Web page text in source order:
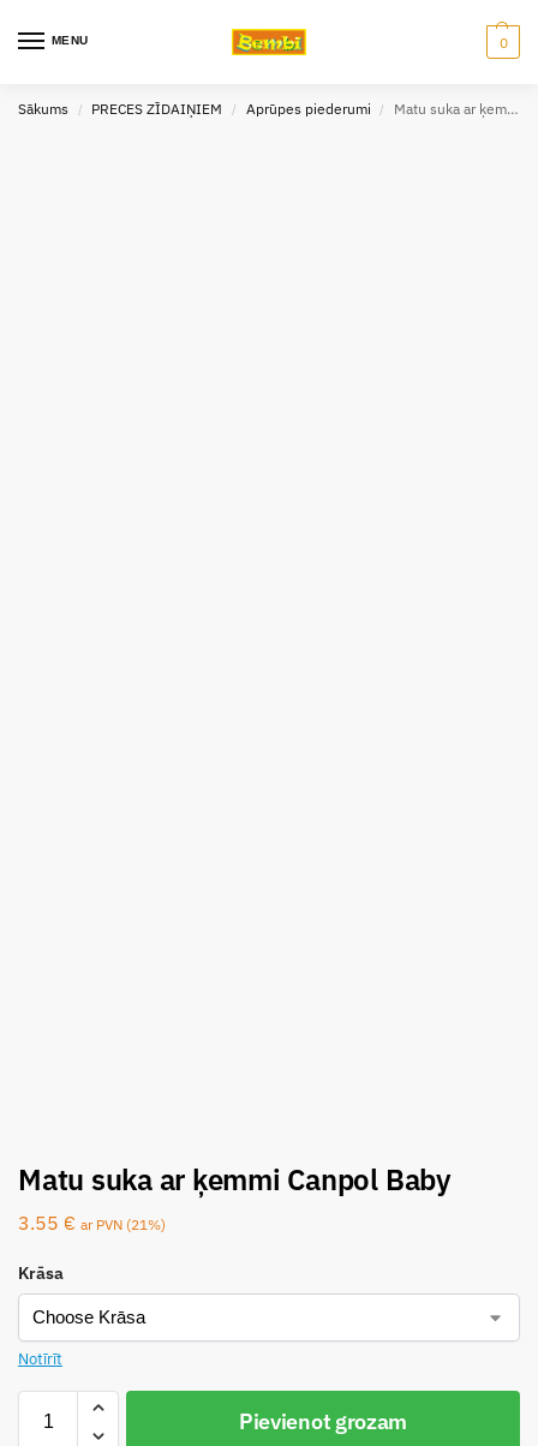
MENU 0
Sākums / PRECES ZĪDAIŅIEM / Aprūpes piederumi / Matu suka ar ķemmi Canpol Baby
Matu suka ar ķemmi Canpol Baby
3.55 € ar PVN (21%)
Krāsa
Notīrīt
Pievienot grozam